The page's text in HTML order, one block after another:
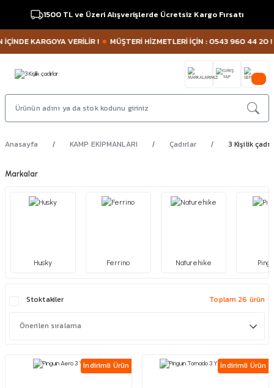
1500 TL ve Üzeri Alışverişlerde Ücretsiz Kargo Fırsatı
KARGOYA VERİLİR ! MÜŞTERİ HİZMETLERİ İÇİN : 0543 960 44 20 !
Anasayfa KAMP EKİPMANLARI Çadırlar 3 Kişilik
Markalar
Husky Ferrino Naturehike
Stoktakiler Toplam 26 ürün
İndirimli Ürün İndirimli Ürün